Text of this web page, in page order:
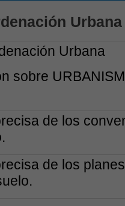
Urbana
sobre
de los
de los